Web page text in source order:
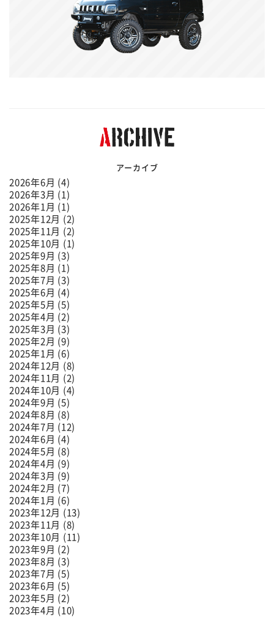
アーカイブ
2026年6月 (4)
2026年3月 (1)
2026年1月 (1)
2025年12月 (2)
2025年11月 (2)
2025年10月 (1)
2025年9月 (3)
2025年8月 (1)
2025年7月 (3)
2025年6月 (4)
2025年5月 (5)
2025年4月 (2)
2025年3月 (3)
2025年2月 (9)
2025年1月 (6)
2024年12月 (8)
2024年11月 (2)
2024年10月 (4)
2024年9月 (5)
2024年8月 (8)
2024年7月 (12)
2024年6月 (4)
2024年5月 (8)
2024年4月 (9)
2024年3月 (9)
2024年2月 (7)
2024年1月 (6)
2023年12月 (13)
2023年11月 (8)
2023年10月 (11)
2023年9月 (2)
2023年8月 (3)
2023年7月 (5)
2023年6月 (5)
2023年5月 (2)
2023年4月 (10)